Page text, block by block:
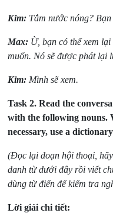
Kim: Tắm nước nóng?
Max: Ừ, bạn có thể xem
muốn. Nó sẽ được phát lại
Kim: Mình sẽ xem.
Task 2. Read the
with the following nouns.
necessary, use a
(Đọc lại đoạn hội thoại,
danh từ dưới đây rồi viết
dùng từ điển để kiểm tra
Lời giải chi tiết: